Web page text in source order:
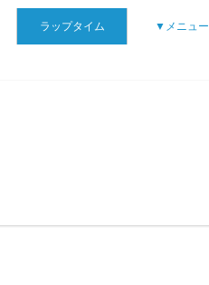
ラップタイム ▼メニュー